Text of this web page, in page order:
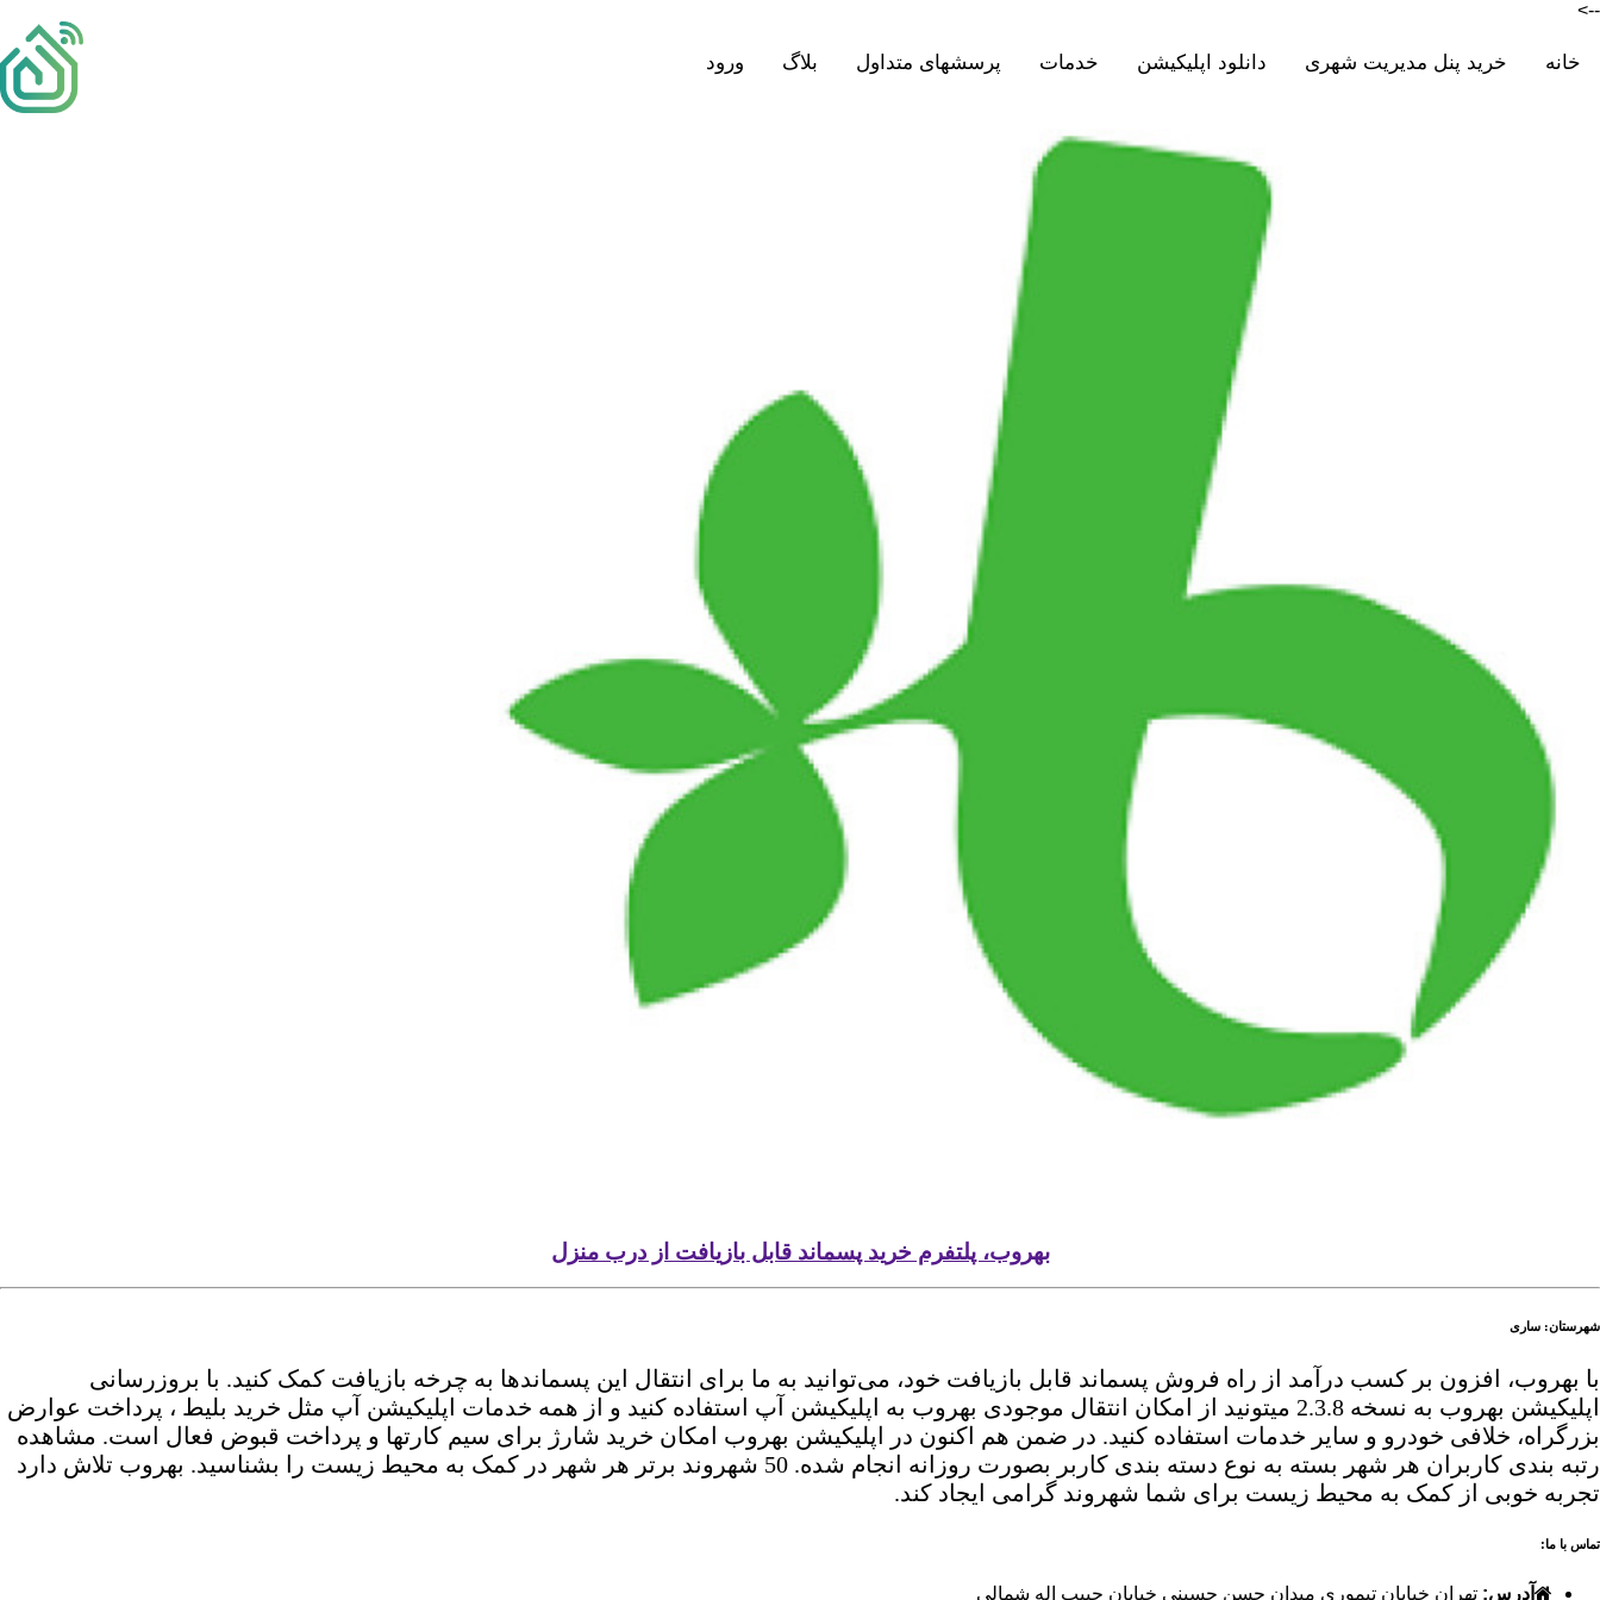
-->
ورود بلاگ پرسشهای متداول خدمات دانلود اپلیکیشن خرید پنل مدیریت شهری خانه
بهروب، پلتفرم خرید پسماند قابل بازیافت از درب منزل
شهرستان: ساری
با بهروب، افزون بر کسب درآمد از راه فروش پسماند قابل بازیافت خود، می‌توانید به ما برای انتقال این پسماندها به چرخه بازیافت کمک کنید. با بروزرسانی
اپلیکیشن بهروب به نسخه 2.3.8 میتونید از امکان انتقال موجودی بهروب به اپلیکیشن آپ استفاده کنید و از همه خدمات اپلیکیشن آپ مثل خرید بلیط ، پرداخت عوارض
بزرگراه، خلافی خودرو و سایر خدمات استفاده کنید. در ضمن هم اکنون در اپلیکیشن بهروب امکان خرید شارژ برای سیم کارتها و پرداخت قبوض فعال است. مشاهده
رتبه بندی کاربران هر شهر بسته به نوع دسته بندی کاربر بصورت روزانه انجام شده. 50 شهروند برتر هر شهر در کمک به محیط زیست را بشناسید. بهروب تلاش دارد
تجربه خوبی از کمک به محیط زیست برای شما شهروند گرامی ایجاد کند.
تماس با ما:
آدرس: تهران خیابان تیموری میدان حسن حسینی خیابان حبیب اله شمالی